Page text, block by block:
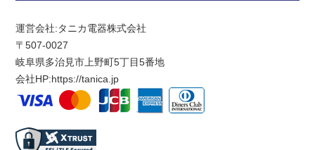
運営会社:タニカ電器株式会社
〒507-0027
岐阜県多治見市上野町5丁目5番地
会社HP:https://tanica.jp